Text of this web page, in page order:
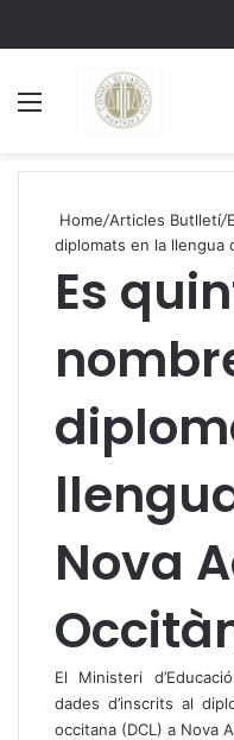
Home/Articles Butlletí/
diplomats en la llengua
Es
Nova
El Ministeri
dades d’inscrits al
occitana (DCL) a Nova